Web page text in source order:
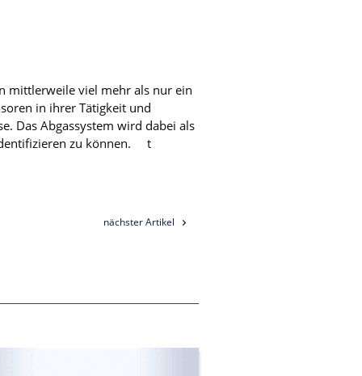
mittlerweile viel mehr als nur ein
in ihrer Tätigkeit und
Das Abgassystem wird dabei als
zu können. t
nächster Artikel